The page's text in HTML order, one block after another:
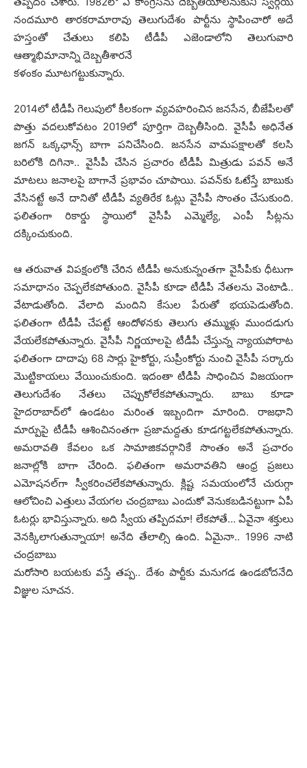
నంద‌మూరి తార‌క‌రామారావు తెలుగుదేశం పార్టీను స్థాపించారో అదే
హ‌స్తంతో చేతులు క‌లిపి టీడీపీ ఎజెండాలోని తెలుగువారి
ఆత్మాభిమానాన్ని దెబ్బ‌తీశార‌నే
క‌ళంకం మూట‌గ‌ట్టుకున్నారు.
2014లో టీడీపీ గెలుపులో కీల‌కంగా వ్య‌వ‌హ‌రించిన జ‌న‌సేన‌, బీజేపీల‌తో
పొత్తు వ‌ద‌లుకోవ‌టం 2019లో పూర్తిగా దెబ్బ‌తీసింది. వైసీపీ అధినేత
జ‌గ‌న్ ఒక్క‌ఛాన్స్ బాగా ప‌నిచేసింది. జ‌న‌సేన వామ‌ప‌క్షాల‌తో క‌ల‌సి
బ‌రిలోకి దిగినా.. వైసీపీ చేసిన ప్ర‌చారం టీడీపీ మిత్రుడు ప‌వ‌న్ అనే
మాట‌లు జ‌నాల‌పై బాగానే ప్ర‌భావం చూపాయి. ప‌వ‌న్‌కు ఓటేస్తే బాబుకు
వేసిన‌ట్టే అనే దానితో టీడీపీ వ్య‌తిరేక ఓట్లు వైసీపీ సొంతం చేసుకుంది.
ఫ‌లితంగా రికార్డు స్థాయిలో వైసీపీ ఎమ్మెల్యే, ఎంపీ సీట్ల‌ను
ద‌క్కించుకుంది.
ఆ త‌రువాత విప‌క్షంలోకి చేరిన టీడీపీ అనుకున్నంత‌గా వైసీపీకు ధీటుగా
స‌మాధానం చెప్ప‌లేక‌పోతుంది. వైసీపీ కూడా టీడీపీ నేత‌ల‌ను వెంటాడి..
వేటాడుతోంది. వేలాది మందిని కేసుల పేరుతో భ‌య‌పెడుతోంది.
ఫ‌లితంగా టీడీపీ చేప‌ట్టే ఆందోళ‌న‌కు తెలుగు త‌మ్ముళ్లు ముంద‌డుగు
వేయ‌లేక‌పోతున్నారు. వైసీపీ నిర్ణ‌యాల‌పై టీడీపీ చేస్తున్న న్యాయ‌పోరాట
ఫ‌లితంగా దాదాపు 68 సార్లు హైకోర్టు, సుప్రీంకోర్టు నుంచి వైసీపీ స‌ర్కారు
మొట్టికాయ‌లు వేయించుకుంది. ఇదంతా టీడీపీ సాధించిన విజ‌యంగా
తెలుగుదేశం నేత‌లు చెప్పుకోలేక‌పోతున్నారు. బాబు కూడా
హైద‌రాబాద్‌లో ఉండ‌టం మ‌రింత ఇబ్బందిగా మారింది. రాజ‌ధాని
మార్పుపై టీడీపీ ఆశించినంత‌గా ప్ర‌జామ‌ద్ద‌తు కూడ‌గ‌ట్ట‌లేక‌పోతున్నారు.
అమ‌రావ‌తి కేవ‌లం ఒక సామాజిక‌వ‌ర్గానికే సొంతం అనే ప్ర‌చారం
జ‌నాల్లోకి బాగా చేరింది. ఫ‌లితంగా అమ‌రావ‌తిని ఆంధ్ర ప్ర‌జ‌లు
ఎమోష‌న‌ల్‌గా స్వీక‌రించ‌లేక‌పోతున్నారు. క్లిష్ట స‌మ‌యంలోనే చురుగ్గా
ఆలోచించి ఎత్తులు వేయ‌గ‌ల చంద్ర‌బాబు ఎందుకో వెనుక‌బ‌డిన‌ట్టుగా ఏపీ
ఓట‌ర్లు భావిస్తున్నారు. అది స్వీయ త‌ప్పిద‌మా! లేక‌పోతే… ఏవైనా శ‌క్తులు
వెన‌క్కిలాగుతున్నాయా! అనేది తేలాల్సి ఉంది. ఏమైనా.. 1996 నాటి
చంద్ర‌బాబు
మ‌రోసారి బ‌య‌ట‌కు వ‌స్తే త‌ప్ప‌.. దేశం పార్టీకు మ‌నుగ‌డ ఉండ‌బోద‌నేది
విజ్ఞుల సూచ‌న‌.